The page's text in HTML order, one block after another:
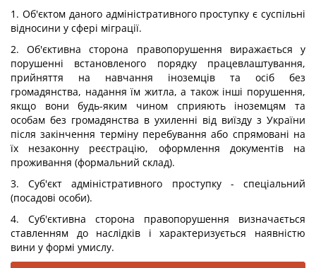
1. Об'єктом даного адміністративного проступку є суспільні
відносини у сфері міграції.
2. Об'єктивна сторона правопорушення виражається у
порушенні встановленого порядку працевлаштування,
прийняття на навчання іноземців та осіб без
громадянства, надання їм житла, а також інші порушення,
якщо вони будь-яким чином сприяють іноземцям та
особам без громадянства в ухиленні від виїзду з України
після закінчення терміну перебування або спрямовані на
їх незаконну реєстрацію, оформлення документів на
проживання (формальний склад).
3. Суб'єкт адміністративного проступку - спеціальний
(посадові особи).
4. Суб'єктивна сторона правопорушення визначається
ставленням до наслідків і характеризується наявністю
вини у формі умислу.